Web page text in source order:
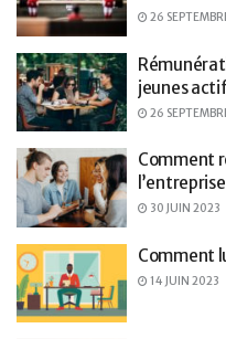
26
jeunes
26
Comment
l’entreprise
30 JUIN 2023
Comment
14 JUIN 2023